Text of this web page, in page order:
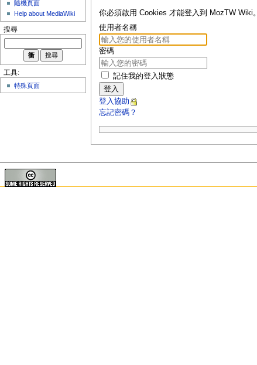
你必須啟用 Cookies 才能登入到 MozTW Wiki。
使用者名稱
密碼
記住我的登入狀態
登入
登入協助
忘記密碼？
隨機頁面
Help about MediaWiki
搜尋
工具:
特殊頁面